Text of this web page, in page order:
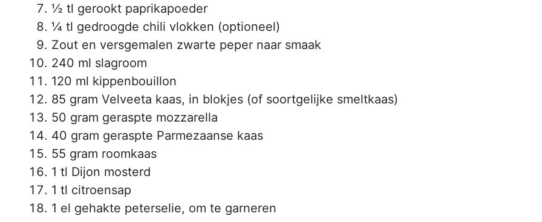
½ tl gerookt paprikapoeder
¼ tl gedroogde chili vlokken (optioneel)
Zout en versgemalen zwarte peper naar smaak
240 ml slagroom
120 ml kippenbouillon
85 gram Velveeta kaas, in blokjes (of soortgelijke smeltkaas)
50 gram geraspte mozzarella
40 gram geraspte Parmezaanse kaas
55 gram roomkaas
1 tl Dijon mosterd
1 tl citroensap
1 el gehakte peterselie, om te garneren